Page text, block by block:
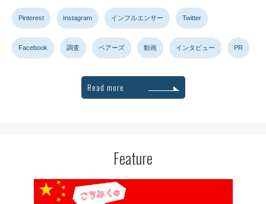
Pinterest Instagram インフルエンサー Twitter
Facebook 調査 ペアーズ 動画 インタビュー PR
Read more
Feature